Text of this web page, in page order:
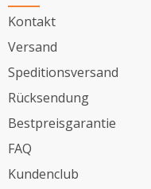
Kontakt
Versand
Speditionsversand
Rücksendung
Bestpreisgarantie
FAQ
Kundenclub